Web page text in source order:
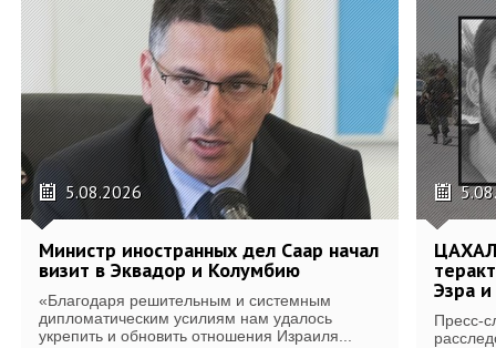
5.08.2026
Министр иностранных дел Саар начал
визит в Эквадор и Колумбию
«Благодаря решительным и системным
дипломатическим усилиям нам удалось
укрепить и обновить отношения Израиля...
ЦАХАЛ
Эзра
Пресс-